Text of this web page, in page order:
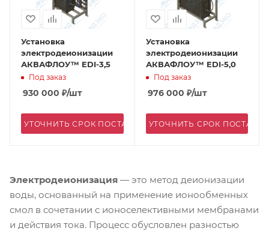
Установка
электродеионизации
АКВАФЛОУ™ EDI-3,5
Под заказ
930 000 ₽/шт
УТОЧНИТЬ СРОК ПОСТАВКИ
Установка
электродеионизации
АКВАФЛОУ™ EDI-5,0
Под заказ
976 000 ₽/шт
УТОЧНИТЬ СРОК
Электродеионизация — это метод деионизации
воды, основанный на применение ионообменных
смол в сочетании с ионоселективными мембранами
и действия тока. Процесс обусловлен разностью